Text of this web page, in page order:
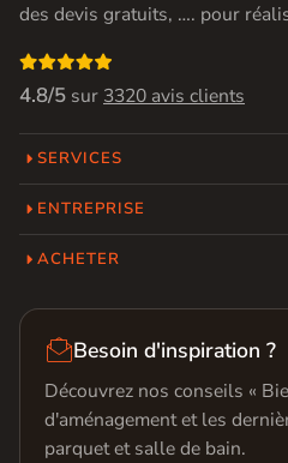
des devis gratuits, …. pour

4.8/5 sur 3320 avis clients
SERVICES
ENTREPRISE
ACHETER
Besoin d'inspiration ?
Découvrez nos conseils «
d'aménagement et les
parquet et salle de bain.